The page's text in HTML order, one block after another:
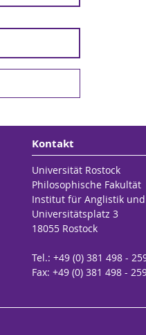
Kontakt
Universität Rostock
Philosophische Fakultät
Institut für Anglistik
Universitätsplatz 3
18055 Rostock
Tel.: +49 (0) 381 498 -
Fax: +49 (0) 381 498 -